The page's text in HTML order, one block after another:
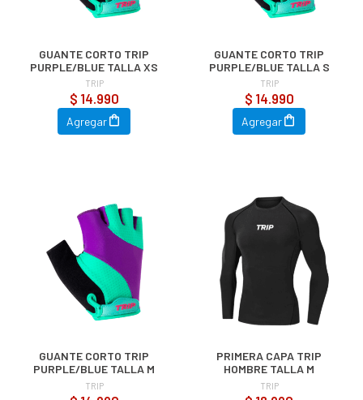
GUANTE CORTO TRIP
PURPLE/BLUE TALLA XS
TRIP
$ 14.990
Agregar
GUANTE CORTO TRIP
PURPLE/BLUE TALLA S
TRIP
$ 14.990
Agregar
GUANTE CORTO TRIP
PURPLE/BLUE TALLA M
TRIP
PRIMERA CAPA TRIP
HOMBRE TALLA M
TRIP